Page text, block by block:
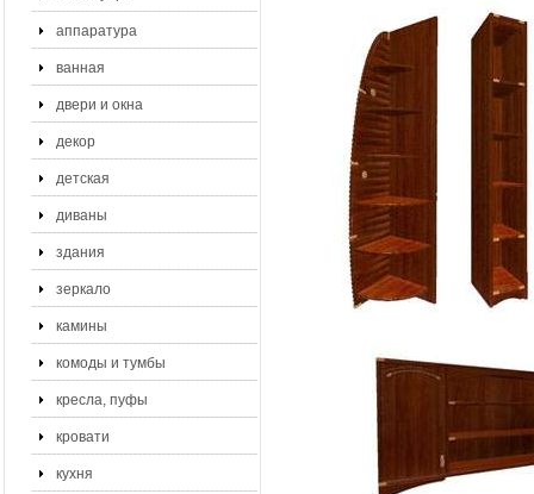
аппаратура
ванная
двери и окна
декор
детская
диваны
здания
зеркало
камины
комоды и тумбы
кресла, пуфы
кровати
кухня